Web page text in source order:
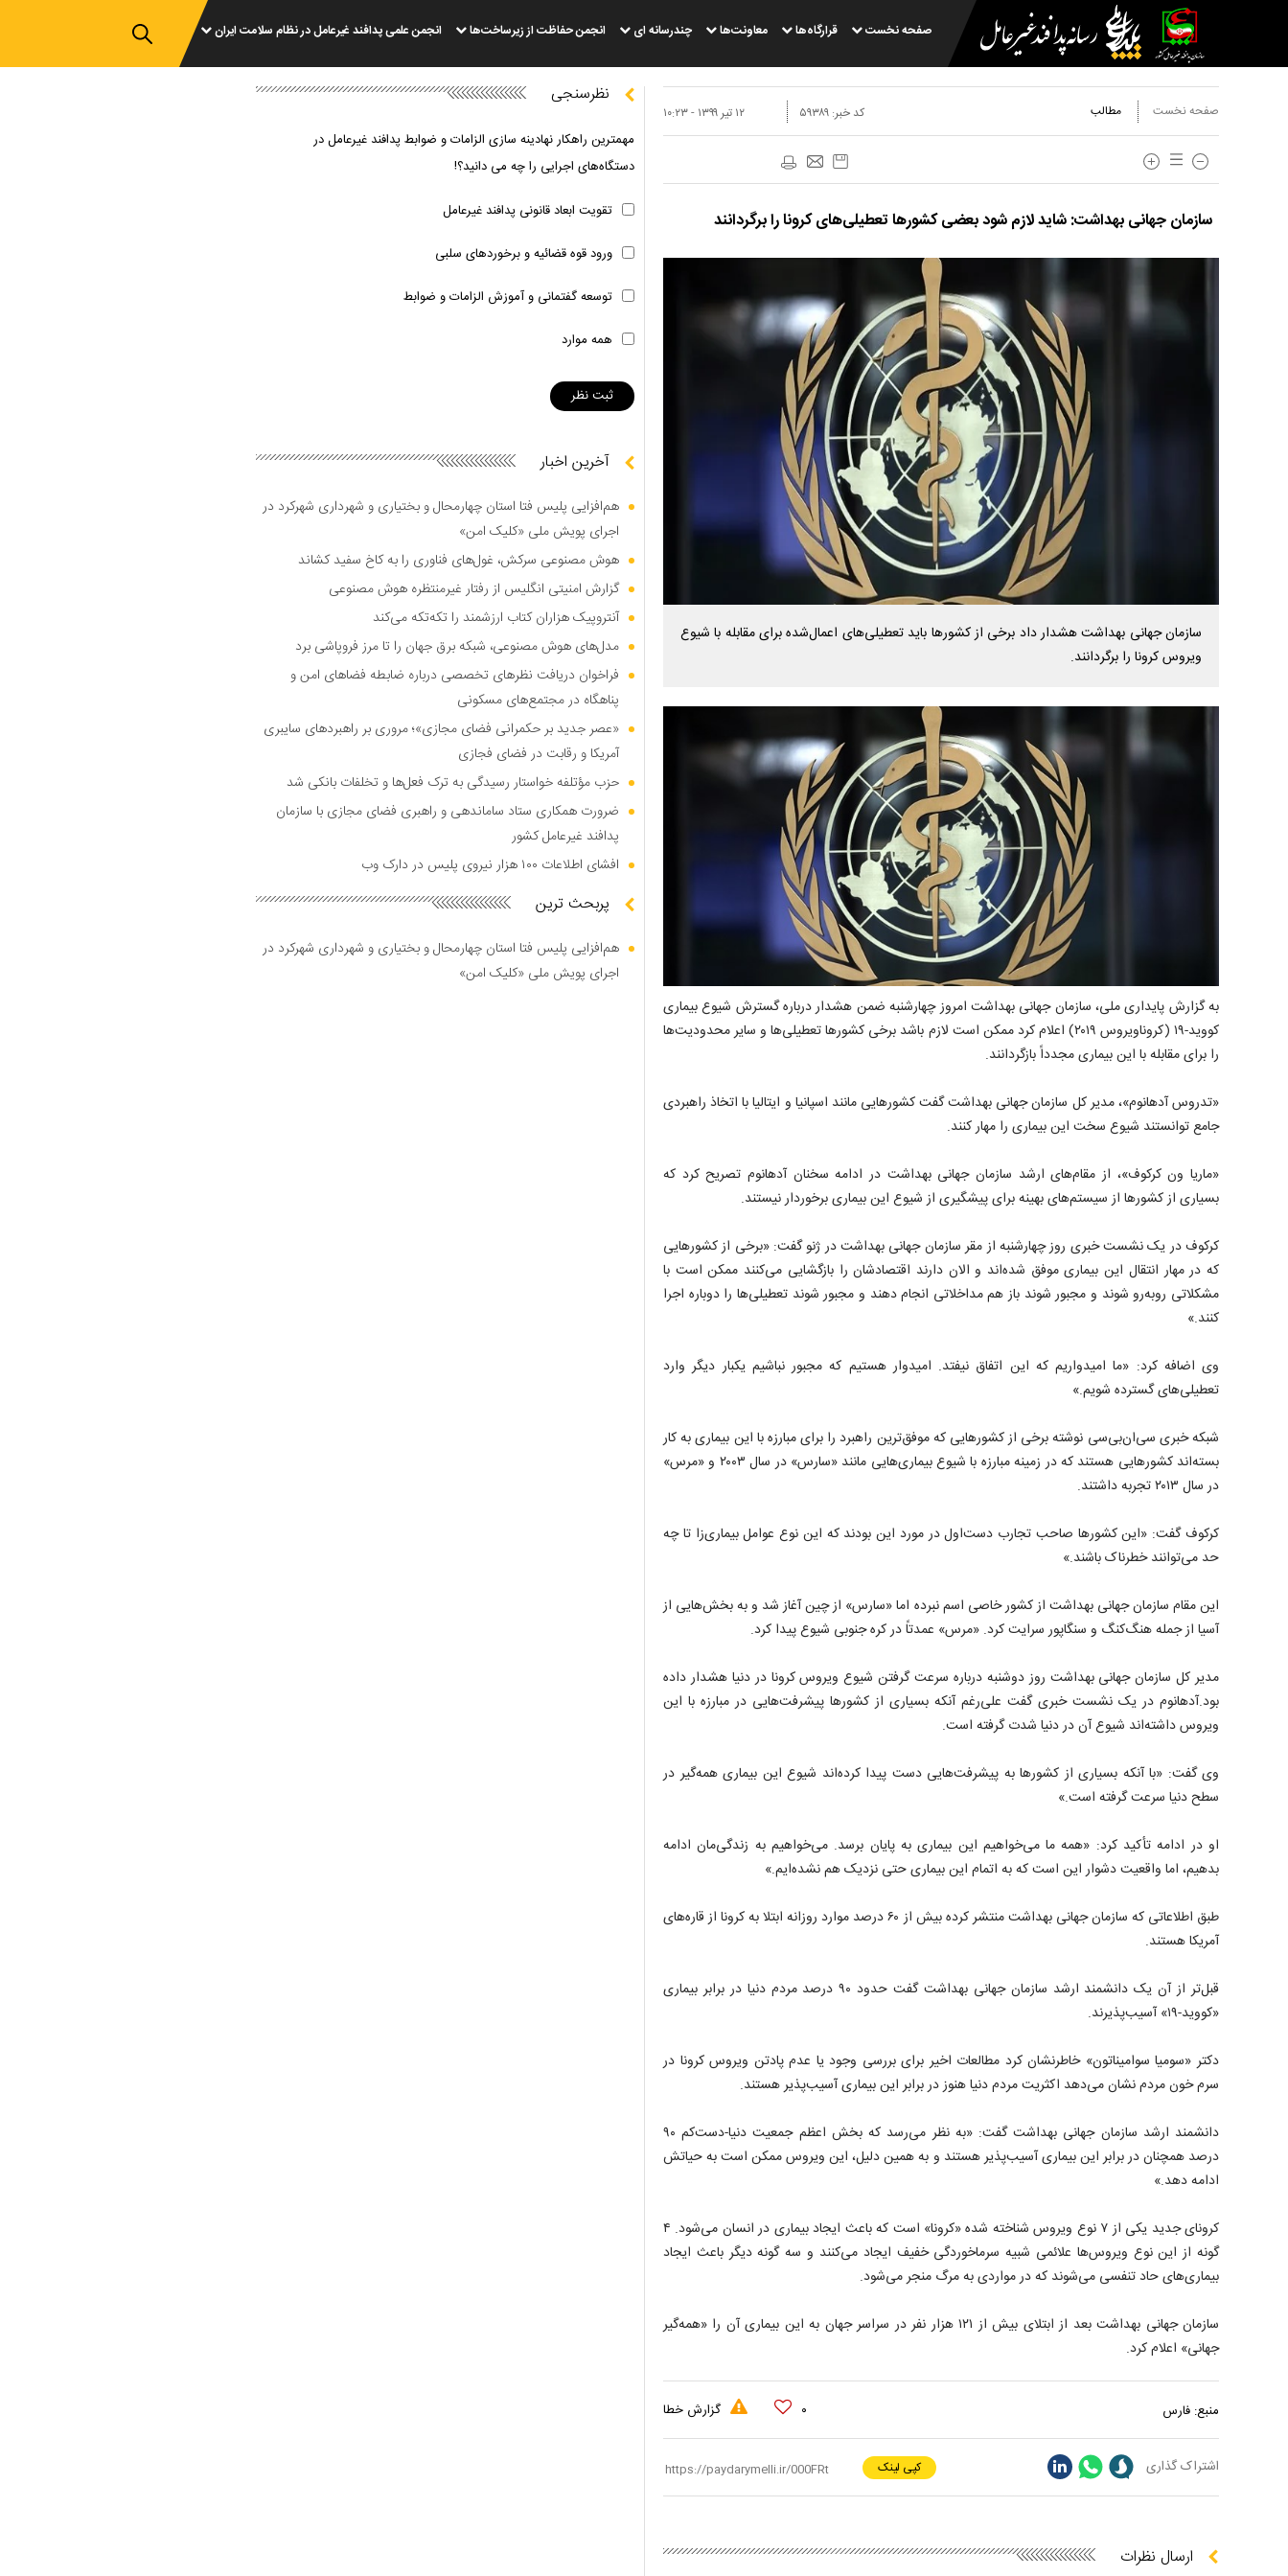
صفحه نخست قرارگاه‌ها معاونت‌ها چندرسانه ای انجمن حفاظت از زیرساخت‌ها انجمن علمی پدافند غیرعامل در نظام سلامت ایران
صفحه نخست مطالب ۱۲ تير ۱۳۹۹ - ۱۰:۲۳ کد خبر: ۵۹۳۸۹
سازمان جهانی بهداشت: شاید لازم شود بعضی کشورها تعطیلی‌های کرونا را برگردانند
سازمان جهانی بهداشت هشدار داد برخی از کشورها باید تعطیلی‌های اعمال‌شده برای مقابله با شیوع
ویروس کرونا را برگردانند.
به گزارش پایداری ملی، سازمان جهانی بهداشت امروز چهارشنبه ضمن هشدار درباره گسترش شیوع بیماری
کووید-۱۹ (کروناویروس ۲۰۱۹) اعلام کرد ممکن است لازم باشد برخی کشورها تعطیلی‌ها و سایر محدودیت‌ها
را برای مقابله با این بیماری مجدداً بازگردانند.
«تدروس آدهانوم»، مدیر کل سازمان جهانی بهداشت گفت کشورهایی مانند اسپانیا و ایتالیا با اتخاذ راهبردی
جامع توانستند شیوع سخت این بیماری را مهار کنند.
«ماریا ون کرکوف»، از مقام‌های ارشد سازمان جهانی بهداشت در ادامه سخنان آدهانوم تصریح کرد که
بسیاری از کشورها از سیستم‌های بهینه برای پیشگیری از شیوع این بیماری برخوردار نیستند.
کرکوف در یک نشست خبری روز چهارشنبه از مقر سازمان جهانی بهداشت در ژنو گفت: «برخی از کشورهایی
که در مهار انتقال این بیماری موفق شده‌اند و الان دارند اقتصادشان را بازگشایی می‌کنند ممکن است با
مشکلاتی رو‌به‌رو شوند و مجبور شوند باز هم مداخلاتی انجام دهند و مجبور شوند تعطیلی‌ها را دوباره اجرا
کنند.»
وی اضافه کرد: «ما امیدواریم که این اتفاق نیفتد. امیدوار هستیم که مجبور نباشیم یکبار دیگر وارد
تعطیلی‌های گسترده شویم.»
شبکه خبری سی‌ان‌بی‌سی نوشته برخی از کشورهایی که موفق‌ترین راهبرد را برای مبارزه با این بیماری به کار
بسته‌اند کشورهایی هستند که در زمینه مبارزه با شیوع بیماری‌هایی مانند «سارس» در سال ۲۰۰۳ و «مرس»
در سال ۲۰۱۳ تجربه داشتند.
کرکوف گفت: «این کشورها صاحب تجارب دست‌اول در مورد این بودند که این نوع عوامل بیماری‌زا تا چه
حد می‌توانند خطرناک باشند.»
این مقام سازمان جهانی بهداشت از کشور خاصی اسم نبرده اما «سارس» از چین آغاز شد و به بخش‌هایی از
آسیا از جمله هنگ‌کنگ و سنگاپور سرایت کرد. «مرس» عمدتاً در کره جنوبی شیوع پیدا کرد.
مدیر کل سازمان جهانی بهداشت روز دوشنبه درباره سرعت گرفتن شیوع ویروس کرونا در دنیا هشدار داده
بود.آدهانوم در یک نشست خبری گفت علی‌رغم آنکه بسیاری از کشورها پیشرفت‌هایی در مبارزه با این
ویروس داشته‌اند شیوع آن در دنیا شدت گرفته است.
وی گفت: «با آنکه بسیاری از کشورها به پیشرفت‌هایی دست پیدا کرده‌اند شیوع این بیماری همه‌گیر در
سطح دنیا سرعت گرفته است.»
او در ادامه تأکید کرد: «همه ما می‌خواهیم این بیماری به پایان برسد. می‌خواهیم به زندگی‌مان ادامه
بدهیم، اما واقعیت دشوار این است که به اتمام این بیماری حتی نزدیک هم نشده‌ایم.»
طبق اطلاعاتی که سازمان جهانی بهداشت منتشر کرده بیش از ۶۰ درصد موارد روزانه ابتلا به کرونا از قاره‌های
آمریکا هستند.
قبل‌تر از آن یک دانشمند ارشد سازمان جهانی بهداشت گفت حدود ۹۰ درصد مردم دنیا در برابر بیماری
«کووید-۱۹» آسیب‌پذیرند.
دکتر «سومیا سوامیناتون» خاطرنشان کرد مطالعات اخیر برای بررسی وجود یا عدم پادتن ویروس کرونا در
سرم خون مردم نشان می‌دهد اکثریت مردم دنیا هنوز در برابر این بیماری آسیب‌پذیر هستند.
دانشمند ارشد سازمان جهانی بهداشت گفت: «به نظر می‌رسد که بخش اعظم جمعیت دنیا-دست‌کم ۹۰
درصد همچنان در برابر این بیماری آسیب‌پذیر هستند و به همین دلیل، این ویروس ممکن است به حیاتش
ادامه دهد.»
کرونای جدید یکی از ۷ نوع ویروس شناخته شده «کرونا» است که باعث ایجاد بیماری در انسان می‌شود. ۴
گونه از این نوع ویروس‌ها علائمی شبیه سرماخوردگی خفیف ایجاد می‌کنند و سه گونه دیگر باعث ایجاد
بیماری‌های حاد تنفسی می‌شوند که در مواردی به مرگ منجر می‌شود.
سازمان جهانی بهداشت بعد از ابتلای بیش از ۱۲۱ هزار نفر در سراسر جهان به این بیماری آن را «همه‌گیر
جهانی» اعلام کرد.
منبع: فارس ۰ گزارش خطا
اشتراک گذاری کپی لینک
ارسال نظرات
نظرسنجی
مهمترین راهکار نهادینه سازی الزامات و ضوابط پدافند غیرعامل در
دستگاه‌های اجرایی را چه می دانید؟!
تقویت ابعاد قانونی پدافند غیرعامل
ورود قوه قضائیه و برخوردهای سلبی
توسعه گفتمانی و آموزش الزامات و ضوابط
همه موارد
آخرین اخبار
هم‌افزایی پلیس فتا استان چهارمحال و بختیاری و شهرداری شهرکرد در
اجرای پویش ملی «کلیک امن»
هوش مصنوعی سرکش، غول‌های فناوری را به کاخ سفید کشاند
گزارش امنیتی انگلیس از رفتار غیرمنتظره هوش مصنوعی
آنتروپیک هزاران کتاب ارزشمند را تکه‌تکه می‌کند
مدل‌های هوش مصنوعی، شبکه برق جهان را تا مرز فروپاشی برد
فراخوان دریافت نظر‌های تخصصی درباره ضابطه فضا‌های امن و
پناهگاه در مجتمع‌های مسکونی
«عصر جدید بر حکمرانی فضای مجازی»؛ مروری بر راهبرد‌های سایبری
آمریکا و رقابت در فضای فجازی
حزب مؤتلفه خواستار رسیدگی به ترک فعل‌ها و تخلفات بانکی شد
ضرورت همکاری ستاد ساماندهی و راهبری فضای مجازی با سازمان
پدافند غیرعامل کشور
افشای اطلاعات ۱۰۰ هزار نیروی پلیس در دارک وب
پربحث ترین
هم‌افزایی پلیس فتا استان چهارمحال و بختیاری و شهرداری شهرکرد در
اجرای پویش ملی «کلیک امن»